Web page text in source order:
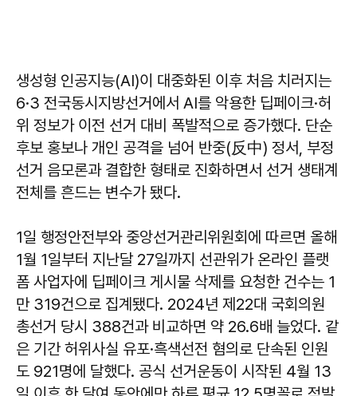
생성형 인공지능(AI)이 대중화된 이후 처음 치러지는
6·3 전국동시지방선거에서 AI를 악용한 딥페이크·허
위 정보가 이전 선거 대비 폭발적으로 증가했다. 단순
후보 홍보나 개인 공격을 넘어 반중(反中) 정서, 부정
선거 음모론과 결합한 형태로 진화하면서 선거 생태계
전체를 흔드는 변수가 됐다.
1일 행정안전부와 중앙선거관리위원회에 따르면 올해
1월 1일부터 지난달 27일까지 선관위가 온라인 플랫
폼 사업자에 딥페이크 게시물 삭제를 요청한 건수는 1
만 319건으로 집계됐다. 2024년 제22대 국회의원
총선거 당시 388건과 비교하면 약 26.6배 늘었다. 같
은 기간 허위사실 유포·흑색선전 혐의로 단속된 인원
도 921명에 달했다. 공식 선거운동이 시작된 4월 13